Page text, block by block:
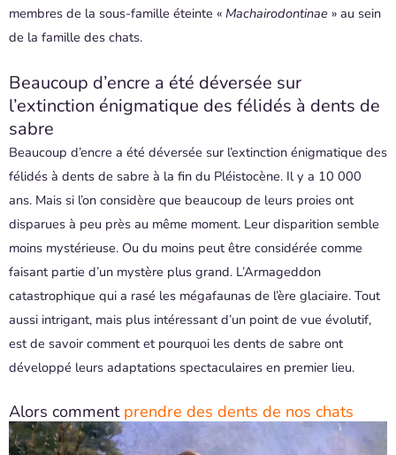
membres de la sous-famille éteinte « Machairodontinae » au sein
de la famille des chats.
Beaucoup d’encre a été déversée sur
l’extinction énigmatique des félidés à dents de
sabre
Beaucoup d’encre a été déversée sur l’extinction énigmatique des
félidés à dents de sabre à la fin du Pléistocène. Il y a 10 000
ans. Mais si l’on considère que beaucoup de leurs proies ont
disparues à peu près au même moment. Leur disparition semble
moins mystérieuse. Ou du moins peut être considérée comme
faisant partie d’un mystère plus grand. L’Armageddon
catastrophique qui a rasé les mégafaunas de l’ère glaciaire. Tout
aussi intrigant, mais plus intéressant d’un point de vue évolutif,
est de savoir comment et pourquoi les dents de sabre ont
développé leurs adaptations spectaculaires en premier lieu.
Alors comment prendre des dents de nos chats